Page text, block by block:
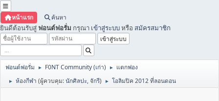
หน้าแรก ค้นหา
ยินดีต้อนรับสู่ ฟอนต์ฟอรั่ม กรุณา เข้าสู่ระบบหรือ สมัครสมาชิก
ฟอนต์ฟอรั่ม ► F0NT Community (เก่า) ► แตกฟอง
► ห้องกีฬา (ผู้ควบคุม:นักศิลปะ,จักรี) ► โอลิมปิค 2012 ที่ลอนดอน